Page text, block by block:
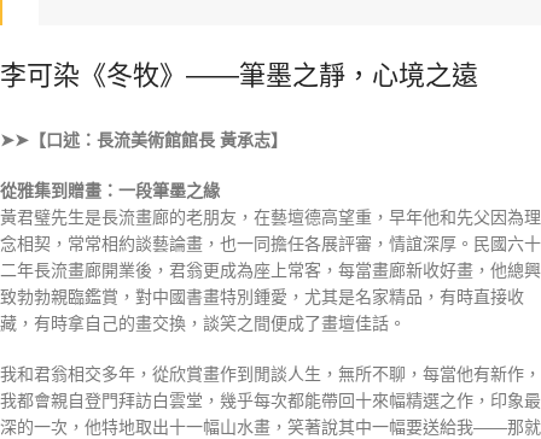
李可染《冬牧》——筆墨之靜，心境之遠
➤➤【口述：長流美術館館長 黃承志】
從雅集到贈畫：一段筆墨之緣
黃君璧先生是長流畫廊的老朋友，在藝壇德高望重，早年他和先父因為理
念相契，常常相約談藝論畫，也一同擔任各展評審，情誼深厚。民國六十
二年長流畫廊開業後，君翁更成為座上常客，每當畫廊新收好畫，他總興
致勃勃親臨鑑賞，對中國書畫特別鍾愛，尤其是名家精品，有時直接收
藏，有時拿自己的畫交換，談笑之間便成了畫壇佳話。
我和君翁相交多年，從欣賞畫作到閒談人生，無所不聊，每當他有新作，
我都會親自登門拜訪白雲堂，幾乎每次都能帶回十來幅精選之作，印象最
深的一次，他特地取出十一幅山水畫，笑著說其中一幅要送給我——那就